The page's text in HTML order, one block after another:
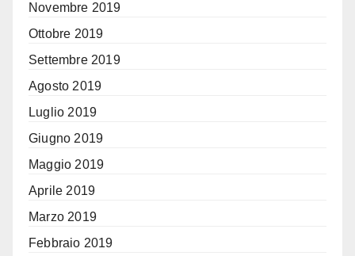
Novembre 2019
Ottobre 2019
Settembre 2019
Agosto 2019
Luglio 2019
Giugno 2019
Maggio 2019
Aprile 2019
Marzo 2019
Febbraio 2019